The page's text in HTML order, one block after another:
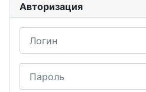
Авторизация